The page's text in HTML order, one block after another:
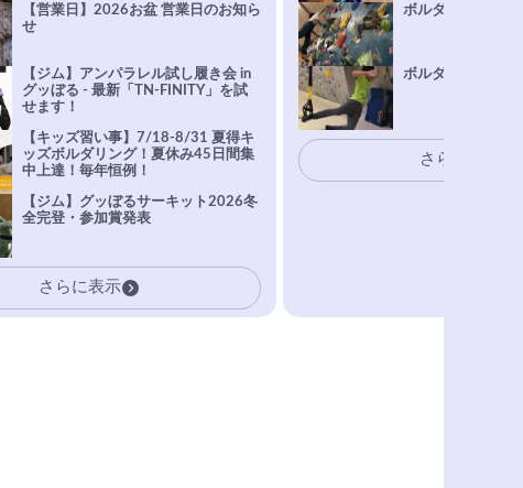
【営業日】2026お盆 営業日のお知ら
せ
【ジム】アンパラレル試し履き会 in
グッぼる - 最新「TN-FINITY」を試
せます！
【キッズ習い事】7/18-8/31 夏得キ
ッズボルダリング！夏休み45日間集
中上達！毎年恒例！
【ジム】グッぼるサーキット2026冬
全完登・参加賞発表
さらに表示
ボルダリング上達
ボルダリングトレ
さらに表示